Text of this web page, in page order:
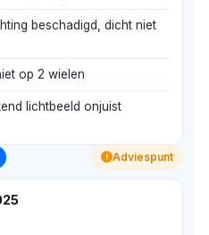
beschadigd, dicht niet
op 2 wielen
lichtbeeld onjuist
! Adviespunt